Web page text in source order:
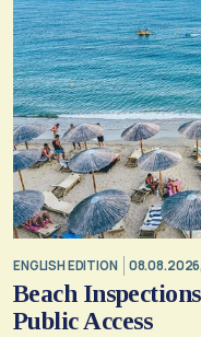
ENGLISH EDITION
Beach
Public Access